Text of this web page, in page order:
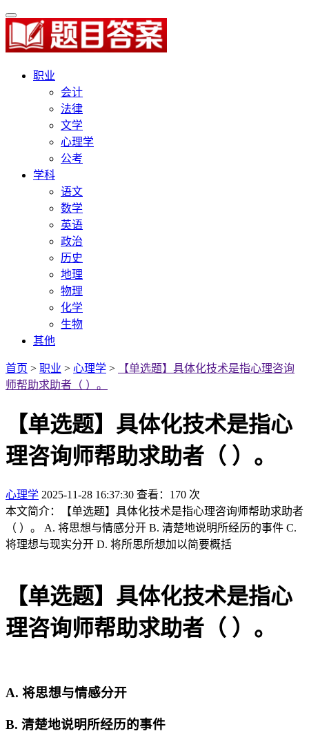
职业
会计
法律
文学
心理学
公考
学科
语文
数学
英语
政治
历史
地理
物理
化学
生物
其他
首页 > 职业 > 心理学 >
【单选题】具体化技术是指心理咨询
师帮助求助者（ ）。
【单选题】具体化技术是指心
理咨询师帮助求助者（ ）。
心理学 2025-11-28 16:37:30 查看：170 次
本文简介：【单选题】具体化技术是指心理咨询师帮助求助者
（ ）。 A. 将思想与情感分开 B. 清楚地说明所经历的事件 C.
将理想与现实分开 D. 将所思所想加以简要概括
【单选题】具体化技术是指心
理咨询师帮助求助者（ ）。
A. 将思想与情感分开
B. 清楚地说明所经历的事件